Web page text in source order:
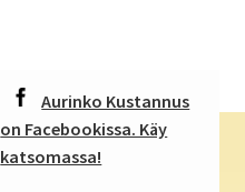
Aurinko Kustannus
on Facebookissa. Käy
katsomassa!